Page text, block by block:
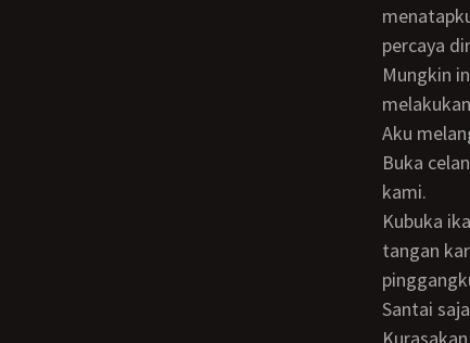
percaya
Mungkin ini hanya salahsatu fase yang terjadi pada remaja, namun begitu kita mesti
Aku
Buka celananya. Dokter bicara sambil menutup tirai. Membuat mama tak bisa melihat
kami.
Kubuka ikat pinggang, lalu kancing celana dan sleting. Dokter memakai sarung
tangan
Santai